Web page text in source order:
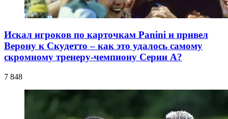
Искал игроков по карточкам Panini и привел
Верону к Скудетто – как это удалось самому
скромному тренеру-чемпиону Серии А?
7 848